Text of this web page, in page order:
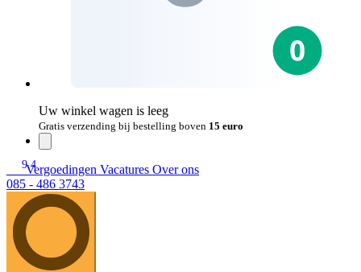
Uw winkel wagen is leeg
Gratis verzending bij bestelling boven 15 euro
9.4
Vergoedingen Vacatures Over ons
085 - 486 3743